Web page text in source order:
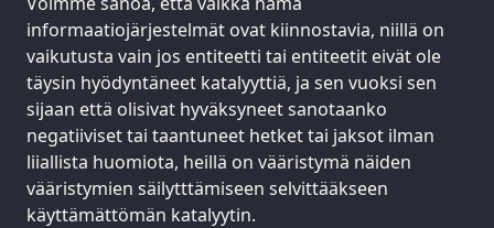
informaatiojärjestelmät ovat kiinnostavia, niillä on
vaikutusta vain jos entiteetti tai entiteetit eivät ole
täysin hyödyntäneet katalyyttiä, ja sen vuoksi sen
sijaan että olisivat hyväksyneet sanotaanko
negatiiviset tai taantuneet hetket tai jaksot ilman
liiallista huomiota, heillä on vääristymä näiden
vääristymien säilytttämiseen selvittääkseen
käyttämättömän katalyytin.